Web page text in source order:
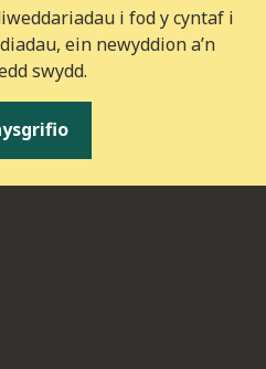
i fod y cyntaf i
ein newyddion a’n
swydd.